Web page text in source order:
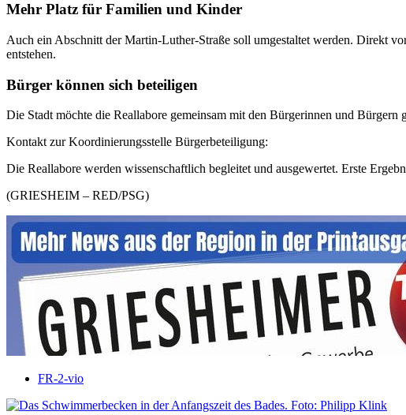
Mehr Platz für Familien und Kinder
Auch ein Abschnitt der Martin-Luther-Straße soll umgestaltet werden. Direkt
entstehen.
Bürger können sich beteiligen
Die Stadt möchte die Reallabore gemeinsam mit den Bürgerinnen und
Kontakt zur Koordinierungsstelle Bürgerbeteiligung:
Die Reallabore werden wissenschaftlich begleitet und ausgewertet. Erste
(GRIESHEIM – RED/PSG)
FR-2-vio